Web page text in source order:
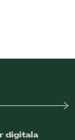
digitala